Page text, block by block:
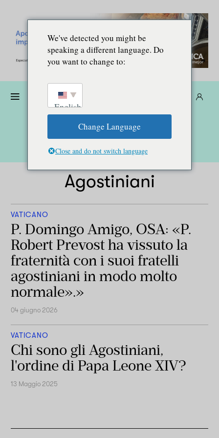
Agostiniani
VATICANO
P. Domingo Amigo, OSA: «P.
Robert Prevost ha vissuto la
fraternità con i suoi fratelli
agostiniani in modo molto
normale».»
04 giugno 2026
VATICANO
Chi sono gli Agostiniani,
l'ordine di Papa Leone XIV?
13 Maggio 2025
We've detected you might be
speaking a different language. Do
you want to change to:
English
Change Language
Close and do not switch language